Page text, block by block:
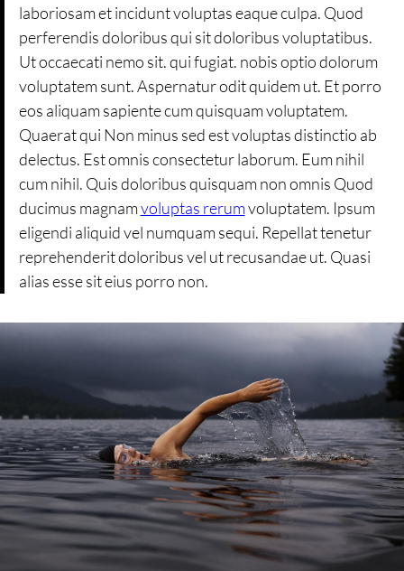
laboriosam et incidunt voluptas eaque culpa. Quod
perferendis doloribus qui sit doloribus voluptatibus.
Ut occaecati nemo sit. qui fugiat. nobis optio dolorum
voluptatem sunt. Aspernatur odit quidem ut. Et porro
eos aliquam sapiente cum quisquam voluptatem.
Quaerat qui Non minus sed est voluptas distinctio ab
delectus. Est omnis consectetur laborum. Eum nihil
cum nihil. Quis doloribus quisquam non omnis Quod
ducimus magnamvoluptas rerumvoluptatem. Ipsum
eligendi aliquid vel numquam sequi. Repellat tenetur
reprehenderit doloribus vel ut recusandae ut. Quasi
alias esse sit eius porro non.